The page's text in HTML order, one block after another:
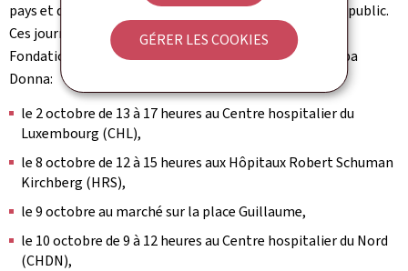
GÉRER LES COOKIES
pays et dans des lieux de grand passage, accessibles au public.
Ces journées sont organisées en collaboration avec la
Fondation Cancer, les associations Think Pink et Europa
Donna:
le 2 octobre de 13 à 17 heures au Centre hospitalier du
Luxembourg (CHL),
le 8 octobre de 12 à 15 heures aux Hôpitaux Robert Schuman
Kirchberg (HRS),
le 9 octobre au marché sur la place Guillaume,
le 10 octobre de 9 à 12 heures au Centre hospitalier du Nord
(CHDN),